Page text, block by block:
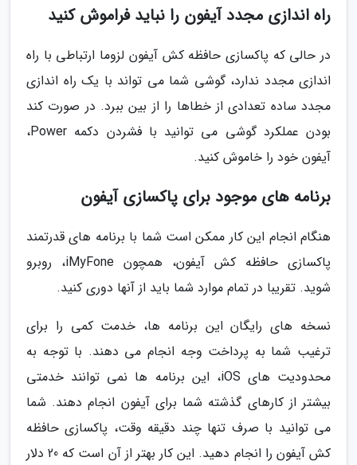
راه اندازی مجدد آیفون را نباید فراموش کنید
در حالی که پاکسازی حافظه کش آیفون لزوما ارتباطی با راه
اندازی مجدد ندارد، گوشی شما می تواند با یک راه اندازی
مجدد ساده تعدادی از خطاها را از بین ببرد. در صورت کند
بودن عملکرد گوشی می توانید با فشردن دکمه Power،
آیفون خود را خاموش کنید.
برنامه های موجود برای پاکسازی آیفون
هنگام انجام این کار ممکن است شما با برنامه های قدرتمند
پاکسازی حافظه کش آیفون، همچون iMyFone، روبرو
شوید. تقریبا در تمام موارد شما باید از آنها دوری کنید.
نسخه های رایگان این برنامه ها، خدمت کمی را برای
ترغیب شما به پرداخت وجه انجام می دهند. با توجه به
محدودیت های iOS، این برنامه ها نمی توانند خدمتی
بیشتر از کارهای گذشته شما برای آیفون انجام دهند. شما
می توانید با صرف تنها چند دقیقه وقت، پاکسازی حافظه
کش آیفون را انجام دهید. این کار بهتر از آن است که 20 دلار